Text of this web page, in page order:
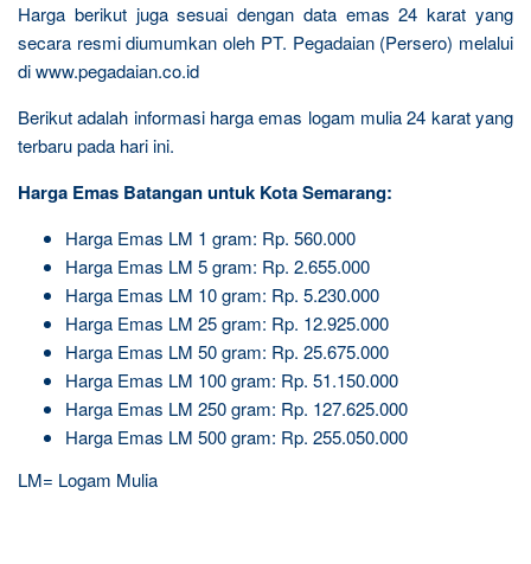
Harga berikut juga sesuai dengan data emas 24 karat yang
secara resmi diumumkan oleh PT. Pegadaian (Persero) melalui
di www.pegadaian.co.id
Berikut adalah informasi harga emas logam mulia 24 karat yang
terbaru pada hari ini.
Harga Emas Batangan untuk Kota Semarang:
Harga Emas LM 1 gram: Rp. 560.000
Harga Emas LM 5 gram: Rp. 2.655.000
Harga Emas LM 10 gram: Rp. 5.230.000
Harga Emas LM 25 gram: Rp. 12.925.000
Harga Emas LM 50 gram: Rp. 25.675.000
Harga Emas LM 100 gram: Rp. 51.150.000
Harga Emas LM 250 gram: Rp. 127.625.000
Harga Emas LM 500 gram: Rp. 255.050.000
LM= Logam Mulia